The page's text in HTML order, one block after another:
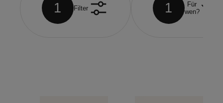
1 Filter 1
Für
wen?